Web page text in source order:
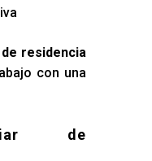
residencia
con una
de